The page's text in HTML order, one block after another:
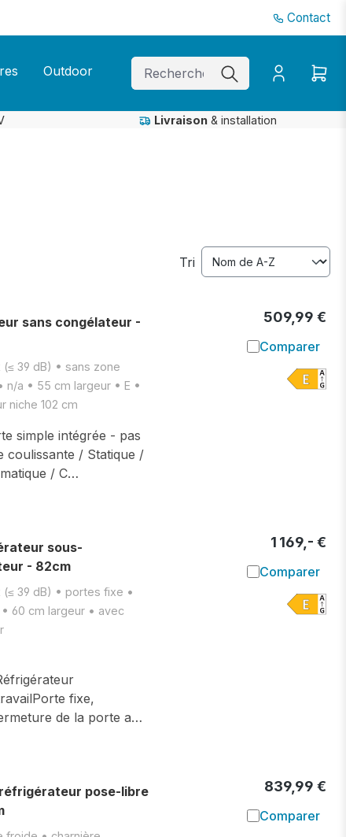
Contact
Outdoor
Livraison& installation
Tri
sans congélateur -
39 dB) • sans zone
a • 55 cm largeur • E •
niche 102 cm
simple intégrée - pas
coulissante / Statique /
/ C…
509,99 €
Comparer
Ajouter à
sous-
- 82cm
39 dB) • portes fixe •
60 cm largeur • avec
fixe,
de la porte a…
1 169,- €
Comparer
Ajouter à
réfrigérateur pose-libre
839,99 €
Comparer
Ajouter à